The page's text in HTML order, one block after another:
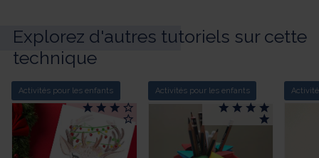
Explorez d'autres tutoriels sur cette
technique
Activités pour les enfants Activités pour les enfants